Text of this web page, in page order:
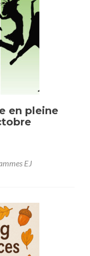
en pleine
EJ